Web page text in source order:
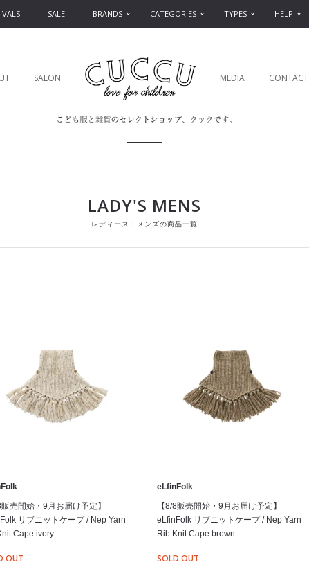
SALE BRANDS CATEGORIES TYPES HELP
SALON MEDIA CONTACT
LADY'S MENS
レディース・メンズの商品一覧
販売開始・9月お届け予定】
リブニットケープ / Nep Yarn
Cape ivory
OUT
eLfinFolk
【8/8販売開始・9月お届け予定】
eLfinFolk リブニットケープ / Nep Yarn
Rib Knit Cape brown
SOLD OUT